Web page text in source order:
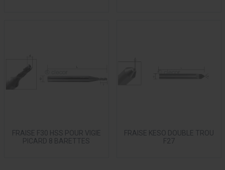
FRAISE F30 HSS POUR VIGIE
PICARD 8 BARETTES
FRAISE KESO DOUBLE TROU
F27